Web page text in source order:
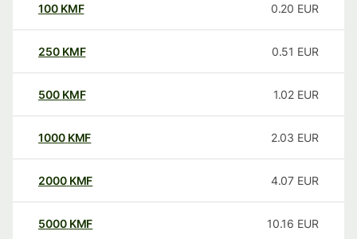
100 KMF 0.20 EUR
250 KMF 0.51 EUR
500 KMF 1.02 EUR
1000 KMF 2.03 EUR
2000 KMF 4.07 EUR
5000 KMF 10.16 EUR